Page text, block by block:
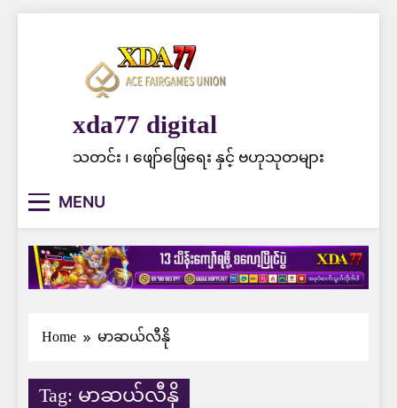
xda77 digital
သတင်း ၊ ဖျော်ဖြေရေး နှင့် ဗဟုသုတများ
MENU
Home မာဆယ်လီနို
Tag: မာဆယ်လီနို